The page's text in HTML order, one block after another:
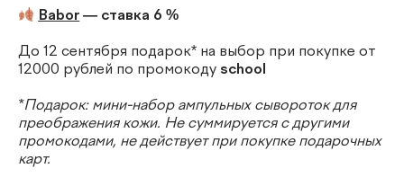
Babor — ставка 6 %
До 12 сентября подарок* на выбор при покупке от
12000 рублей по промокоду school
*Подарок: мини-набор ампульных сывороток для
преображения кожи. Не суммируется с другими
промокодами, не действует при покупке подарочных
карт.